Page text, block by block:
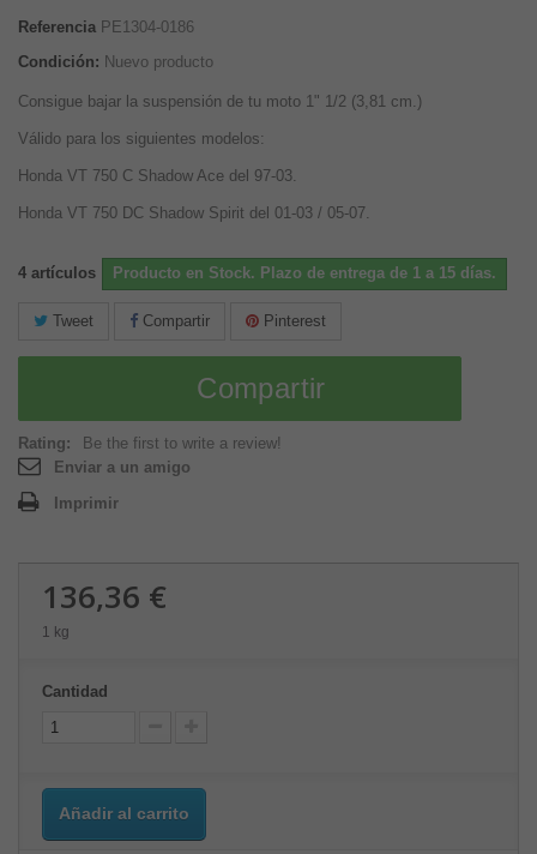
Referencia PE1304-0186
Condición: Nuevo producto
Consigue bajar la suspensión de tu moto 1" 1/2 (3,81 cm.)
Válido para los siguientes modelos:
Honda VT 750 C Shadow Ace del 97-03.
Honda VT 750 DC Shadow Spirit del 01-03 / 05-07.
4 artículos Producto en Stock. Plazo de entrega de 1 a 15 días.
Tweet Compartir Pinterest
Compartir
Rating:
Be the first to write a review!
Enviar a un amigo
Imprimir
136,36 €
1 kg
Cantidad
Añadir al carrito